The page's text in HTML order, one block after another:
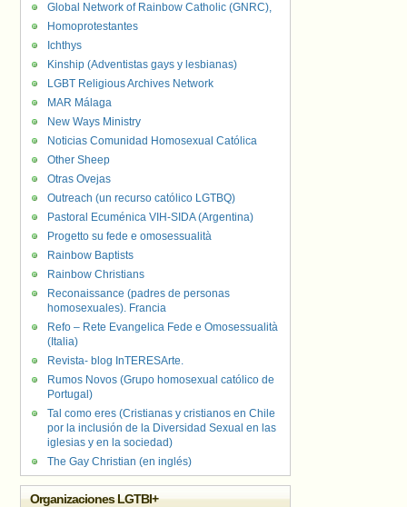
Global Network of Rainbow Catholic (GNRC),
Homoprotestantes
Ichthys
Kinship (Adventistas gays y lesbianas)
LGBT Religious Archives Network
MAR Málaga
New Ways Ministry
Noticias Comunidad Homosexual Católica
Other Sheep
Otras Ovejas
Outreach (un recurso católico LGTBQ)
Pastoral Ecuménica VIH-SIDA (Argentina)
Progetto su fede e omosessualità
Rainbow Baptists
Rainbow Christians
Reconaissance (padres de personas
homosexuales). Francia
Refo – Rete Evangelica Fede e Omosessualità
(Italia)
Revista- blog InTERESArte.
Rumos Novos (Grupo homosexual católico de
Portugal)
Tal como eres (Cristianas y cristianos en Chile
por la inclusión de la Diversidad Sexual en las
iglesias y en la sociedad)
The Gay Christian (en inglés)
Organizaciones LGTBI+